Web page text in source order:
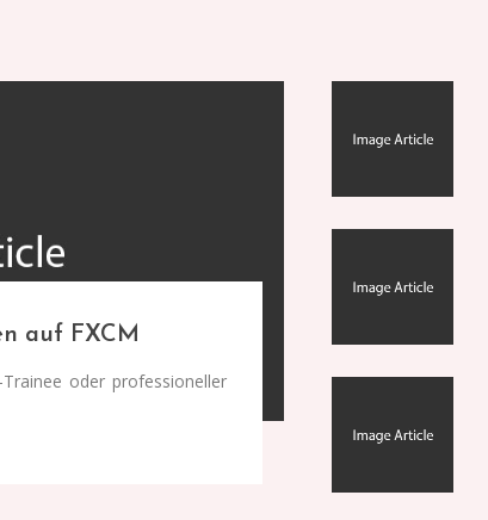
auf FXCM
oder professioneller